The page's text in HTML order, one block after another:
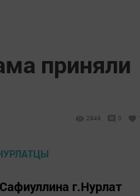
приняли
2949 0
г.Нурлат